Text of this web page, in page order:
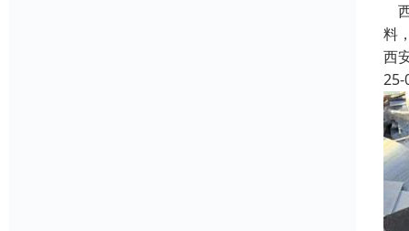
料
西
25-